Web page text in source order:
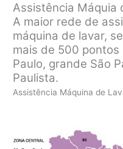
Assistência Máquia
A maior rede de
máquina de lavar,
mais de 500
Paulo, grande São
Paulista.
Assistência Máquina de